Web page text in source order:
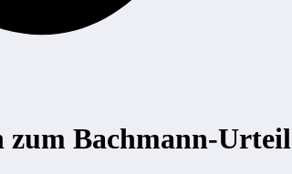
zum Bachmann-Urteil